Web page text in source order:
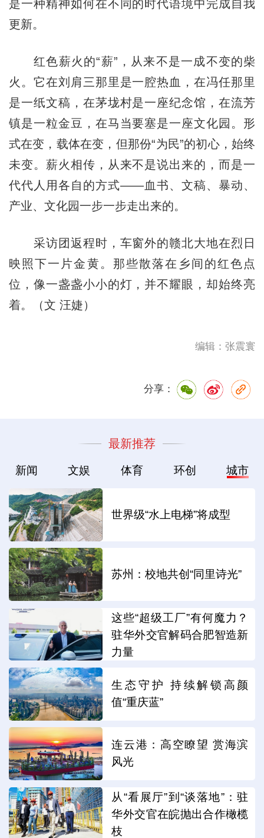
是一种精神如何在不同的时代语境中完成自我
更新。
红色薪火的“薪”，从来不是一成不变的柴
火。它在刘肩三那里是一腔热血，在冯任那里
是一纸文稿，在茅垅村是一座纪念馆，在流芳
镇是一粒金豆，在马当要塞是一座文化园。形
式在变，载体在变，但那份“为民”的初心，始终
未变。薪火相传，从来不是说出来的，而是一
代代人用各自的方式——血书、文稿、暴动、
产业、文化园一步一步走出来的。
采访团返程时，车窗外的赣北大地在烈日
映照下一片金黄。那些散落在乡间的红色点
位，像一盏盏小小的灯，并不耀眼，却始终亮
着。（文 汪婕）
编辑：张震寰
分享：
最新推荐
新闻 文娱 体育 环创 城市
世界级“水上电梯”将成型
苏州：校地共创“同里诗光”
这些“超级工厂”有何魔力？
驻华外交官解码合肥智造新
力量
生态守护 持续解锁高颜
值“重庆蓝”
连云港：高空瞭望 赏海滨
风光
从“看展厅”到“谈落地”：驻
华外交官在皖抛出合作橄榄
枝